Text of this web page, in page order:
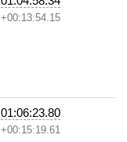
+00:13:54.15
01:06:23.80
+00:15:19.61